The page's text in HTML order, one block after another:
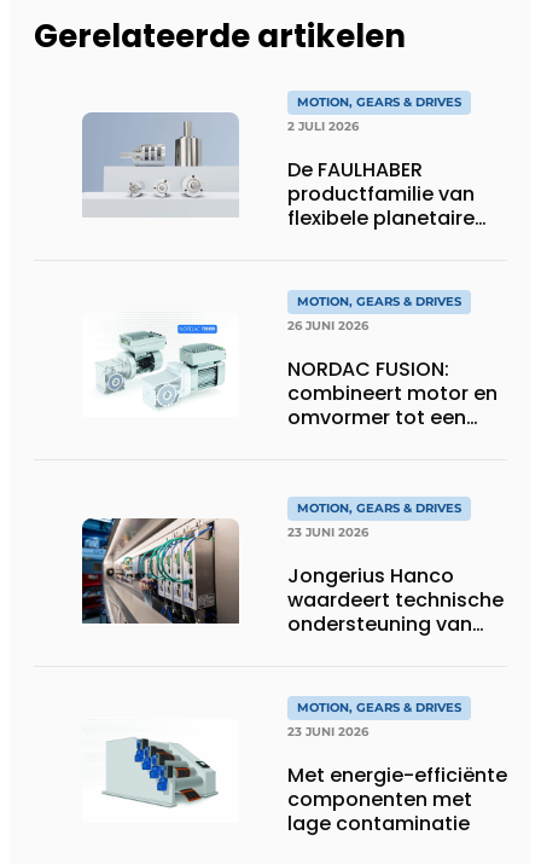
Gerelateerde artikelen
MOTION, GEARS & DRIVES
2 JULI 2026
De FAULHABER
productfamilie van
flexibele planetaire
MOTION, GEARS & DRIVES
26 JUNI 2026
NORDAC FUSION:
combineert motor en
omvormer tot een
MOTION, GEARS & DRIVES
23 JUNI 2026
Jongerius Hanco
waardeert technische
ondersteuning van
MOTION, GEARS & DRIVES
23 JUNI 2026
Met energie-efficiënte
componenten met
lage contaminatie